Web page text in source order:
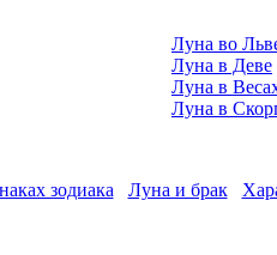
Луна во
Луна в Деве
Луна в
Луна в
зодиака Луна и брак